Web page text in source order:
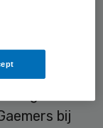
prima om
er is
een
bij